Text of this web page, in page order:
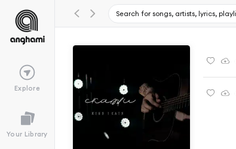
Explore
Your Library